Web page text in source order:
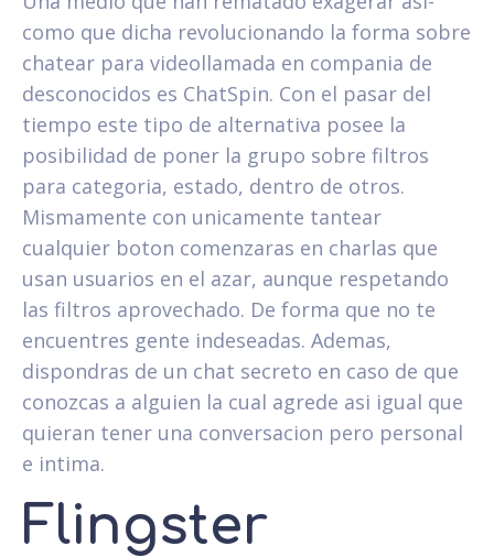
como que dicha revolucionando la forma sobre
chatear para videollamada en compania de
desconocidos es ChatSpin. Con el pasar del
tiempo este tipo de alternativa posee la
posibilidad de poner la grupo sobre filtros
para categoria, estado, dentro de otros.
Mismamente con unicamente tantear
cualquier boton comenzaras en charlas que
usan usuarios en el azar, aunque respetando
las filtros aprovechado. De forma que no te
encuentres gente indeseadas. Ademas,
dispondras de un chat secreto en caso de que
conozcas a alguien la cual agrede asi­ igual que
quieran tener una conversacion pero personal
e intima.
Flingster